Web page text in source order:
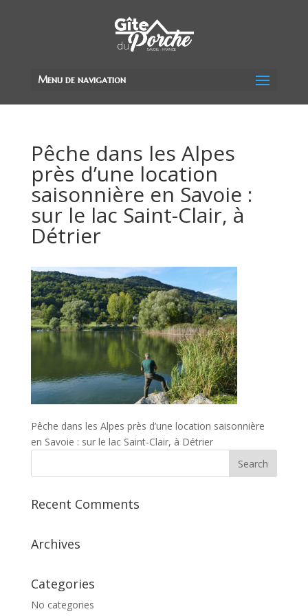
Menu de navigation
Pêche dans les Alpes
près d’une location
saisonnière en Savoie :
sur le lac Saint-Clair, à
Détrier
Pêche dans les Alpes près d’une location saisonnière
en Savoie : sur le lac Saint-Clair, à Détrier
Recent Comments
Archives
Categories
No categories